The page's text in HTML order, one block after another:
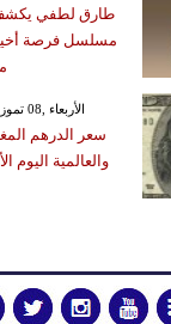
طارق لطفي يكشف
مسلسل فرصة
GMT 19:56 2026 الأربعاء ,08 تموز / يوليو
سعر الدرهم
والعالمية اليوم الأربعاء 08